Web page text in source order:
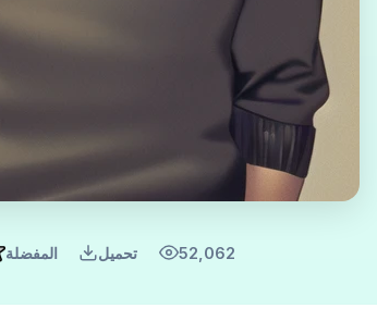
المفضلة تحميل 52,062